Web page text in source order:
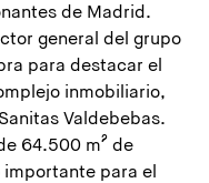
de Madrid.
general del grupo
para destacar el
inmobiliario,
Valdebebas.
64.500 m² de
para el